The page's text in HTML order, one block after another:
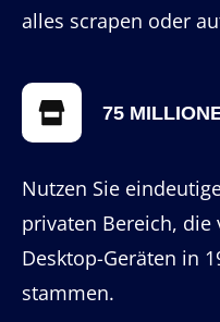
alles scrapen oder
75
Nutzen Sie
privaten Bereich,
Desktop-Geräten in
stammen.